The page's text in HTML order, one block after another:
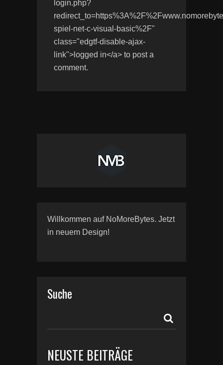
login.php?
spiel-net-c-visual-basic%2F"
class="edgtf-disable-ajax-
link">logged in</a> to post a
comment.
Willkommen auf NoMoreBytes. Jetzt
in neuem Design!
Suche
NEUSTE BEITRÄGE